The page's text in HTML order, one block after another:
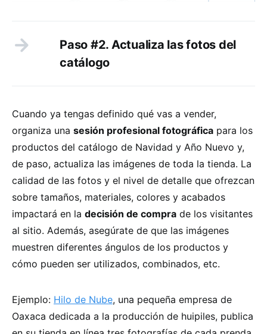
Paso #2. Actualiza las fotos del
catálogo
Cuando ya tengas definido qué vas a vender,
organiza una sesión profesional fotográfica para los
productos del catálogo de Navidad y Año Nuevo y,
de paso, actualiza las imágenes de toda la tienda. La
calidad de las fotos y el nivel de detalle que ofrezcan
sobre tamaños, materiales, colores y acabados
impactará en la decisión de compra de los visitantes
al sitio. Además, asegúrate de que las imágenes
muestren diferentes ángulos de los productos y
cómo pueden ser utilizados, combinados, etc.
Ejemplo: Hilo de Nube, una pequeña empresa de
Oaxaca dedicada a la producción de huipiles, publica